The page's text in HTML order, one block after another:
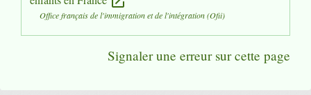
Office français de l'immigration et de l'intégration (Ofii)
Signaler une erreur sur cette page